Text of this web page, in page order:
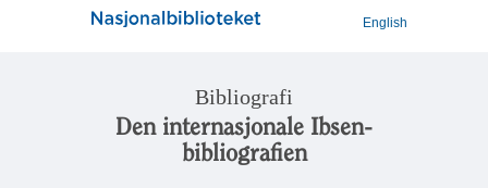
English
Bibliografi
Den internasjonale Ibsen-
bibliografien